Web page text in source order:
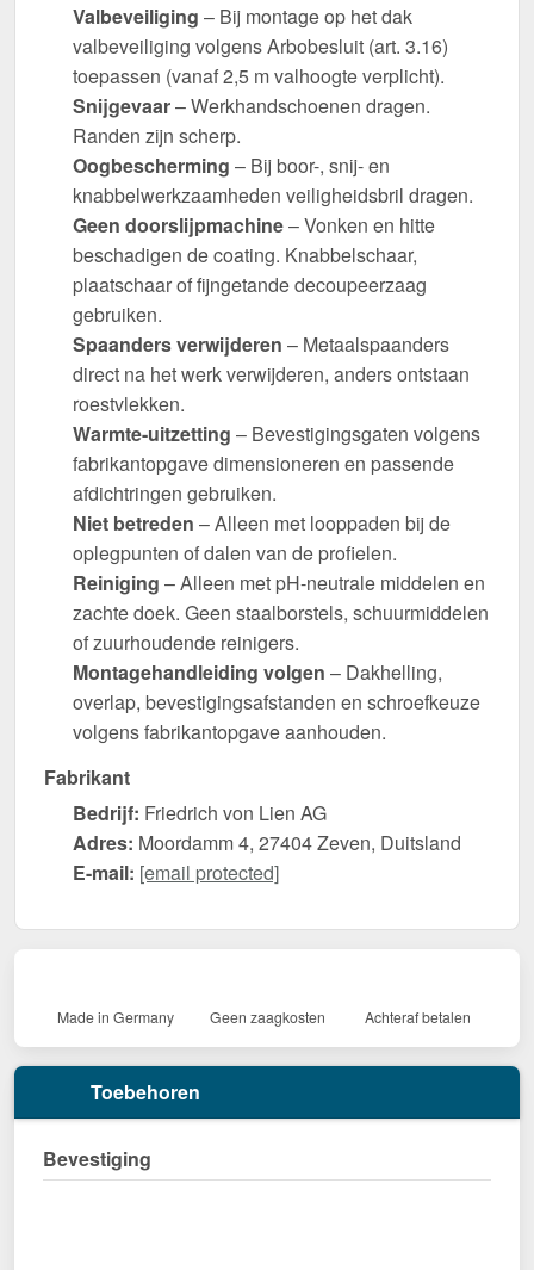
Valbeveiliging – Bij montage op het dak
valbeveiliging volgens Arbobesluit (art. 3.16)
toepassen (vanaf 2,5 m valhoogte verplicht).
Snijgevaar– Werkhandschoenen dragen.
Randen zijn scherp.
Oogbescherming – Bij boor-, snij- en
knabbelwerkzaamheden veiligheidsbril dragen.
Geen doorslijpmachine– Vonken en hitte
beschadigen de coating. Knabbelschaar,
plaatschaar of fijngetande decoupeerzaag
gebruiken.
Spaanders verwijderen – Metaalspaanders
direct na het werk verwijderen, anders ontstaan
roestvlekken.
Warmte-uitzetting – Bevestigingsgaten volgens
fabrikantopgave dimensioneren en passende
afdichtringen gebruiken.
Niet betreden – Alleen met looppaden bij de
oplegpunten of dalen van de profielen.
Reiniging – Alleen met pH-neutrale middelen en
zachte doek. Geen staalborstels, schuurmiddelen
of zuurhoudende reinigers.
Montagehandleiding volgen – Dakhelling,
overlap, bevestigingsafstanden en schroefkeuze
volgens fabrikantopgave aanhouden.
Fabrikant
Bedrijf: Friedrich von Lien AG
Adres: Moordamm 4, 27404 Zeven, Duitsland
E-mail: [email protected]
Made in Germany Geen zaagkosten Achteraf betalen
Toebehoren
Bevestiging